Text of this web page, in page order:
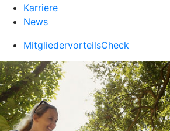
Karriere
News
MitgliedervorteilsCheck